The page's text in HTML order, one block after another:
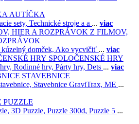
AUTÍČKA
sety, Technické stroje a a ... viac
Z FILMOV,
domček, Ako vycvičiť ... viac
SPOLOČENSKÉ HRY
Rodinné hry, Párty hry, Dets ... viac
STAVEBNICE
Stavebnice GraviTrax, ME ...
PUZZLE
3D Puzzle, Puzzle 300d, Puzzle 5 ...